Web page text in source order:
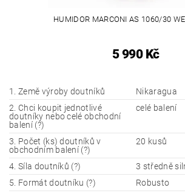
HUMIDOR MARCONI AS 1060/30
5 990 Kč
1. Země výroby doutníků
Nikaragua
2. Chci koupit jednotlivé
doutníky nebo celé obchodní
balení (?)
celé balení
3. Počet (ks) doutníků v
obchodním balení (?)
20 kusů
4. Síla doutníků (?)
3 středně
5. Formát doutníku (?)
Robusto